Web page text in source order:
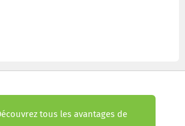
tous les avantages de